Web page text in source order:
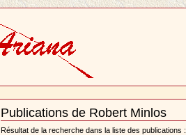
Publications de Robert Minlos
Document
Actions
Résultat de la recherche dans la liste des publications :